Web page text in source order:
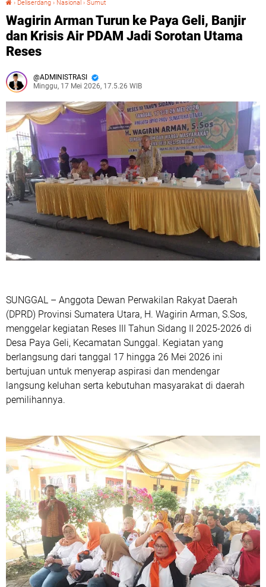
› Deliserdang › Nasional › Sumut
Wagirin Arman Turun ke Paya Geli, Banjir
dan Krisis Air PDAM Jadi Sorotan Utama
Reses
ADMINISTRASI
Minggu, 17 Mei 2026, 17.5.26 WIB
SUNGGAL – Anggota Dewan Perwakilan Rakyat Daerah
(DPRD) Provinsi Sumatera Utara, H. Wagirin Arman, S.Sos,
menggelar kegiatan Reses III Tahun Sidang II 2025-2026 di
Desa Paya Geli, Kecamatan Sunggal. Kegiatan yang
berlangsung dari tanggal 17 hingga 26 Mei 2026 ini
bertujuan untuk menyerap aspirasi dan mendengar
langsung keluhan serta kebutuhan masyarakat di daerah
pemilihannya.